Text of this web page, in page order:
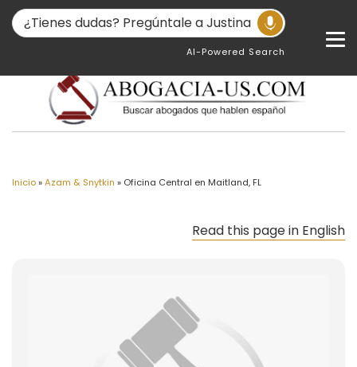
AI-Powered Search
Inicio»Azam & Snytkin » Oficina Central en Maitland, FL
Read this page in English